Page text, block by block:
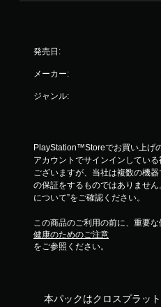
発売日:
メーカー:
ジャンル:
PlayStation™Storeでお買い上げ
アカウントでサインインしてい
ございますが、当社は複数の機
の保証をするものではありませ
について”をご確認ください。
この商品のご利用の前に、重要
健康のためのご注意
をご参照ください。
本パックはクロスプラッ